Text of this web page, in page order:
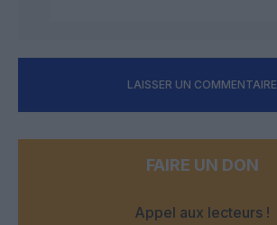
LAISSER UN COMMENTAIRE
FAIRE UN DON
Appel aux lecteurs !